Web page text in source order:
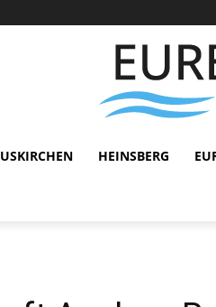
HEINSBERG